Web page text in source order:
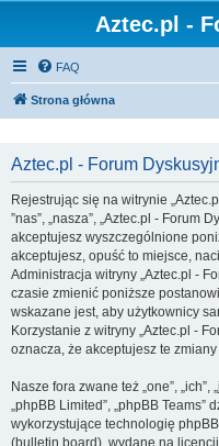
Aztec.pl -
FAQ
Strona główna
Aztec.pl - Forum
Rejestrując się na witrynie
”nas”, „nasza”, „Aztec.pl - Forum
akceptujesz wyszczególnione
akceptujesz, opuść to miejsce,
Administracja witryny „Aztec.pl -
czasie zmienić poniższe
wskazane jest, aby użytkownicy
Korzystanie z witryny „Aztec.pl -
oznacza, że akceptujesz te
Nasze fora zwane też „one”, „ich”,
„phpBB Limited”, „phpBB
wykorzystujące technologię
(bulletin board), wydane na licencji